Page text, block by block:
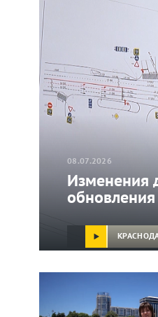
08.07.2026
Изменения